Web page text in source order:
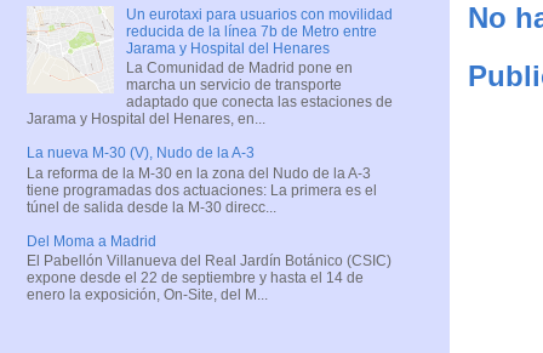
No
Un eurotaxi para usuarios con movilidad
reducida de la línea 7b de Metro entre
Jarama y Hospital del Henares
La Comunidad de Madrid pone en
marcha un servicio de transporte
adaptado que conecta las estaciones de
Jarama y Hospital del Henares, en...
La nueva M-30 (V), Nudo de la A-3
La reforma de la M-30 en la zona del Nudo de la A-3
tiene programadas dos actuaciones: La primera es el
túnel de salida desde la M-30 direcc...
Del Moma a Madrid
El Pabellón Villanueva del Real Jardín Botánico (CSIC)
expone desde el 22 de septiembre y hasta el 14 de
enero la exposición, On-Site, del M...